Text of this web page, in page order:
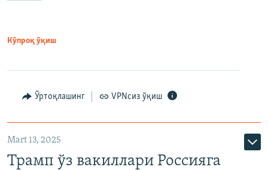
Кўпроқ ўқиш
Ўртоқлашинг VPNсиз ўқиш
Mart 13, 2025
Трамп ўз вакиллари Россияга